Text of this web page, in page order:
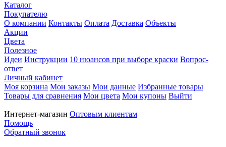
Каталог
Покупателю
О компании Контакты Оплата Доставка Объекты
Акции
Цвета
Полезное
Идеи Инструкции 10 нюансов при выборе краски Вопрос-
ответ
Личный кабинет
Моя корзина Мои заказы Мои данные Избранные товары
Товары для сравнения Мои цвета Мои купоны Выйти
Интернет-магазин Оптовым клиентам
Помощь
Обратный звонок